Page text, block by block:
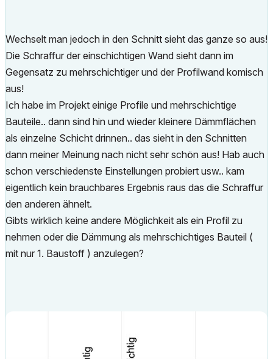
Wechselt man jedoch in den Schnitt sieht das ganze so aus!
Die Schraffur der einschichtigen Wand sieht dann im
Gegensatz zu mehrschichtiger und der Profilwand komisch
aus!
Ich habe im Projekt einige Profile und mehrschichtige
Bauteile.. dann sind hin und wieder kleinere Dämmflächen
als einzelne Schicht drinnen.. das sieht in den Schnitten
dann meiner Meinung nach nicht sehr schön aus! Hab auch
schon verschiedenste Einstellungen probiert usw.. kam
eigentlich kein brauchbares Ergebnis raus das die Schraffur
den anderen ähnelt.
Gibts wirklich keine andere Möglichkeit als ein Profil zu
nehmen oder die Dämmung als mehrschichtiges Bauteil (
mit nur 1. Baustoff ) anzulegen?